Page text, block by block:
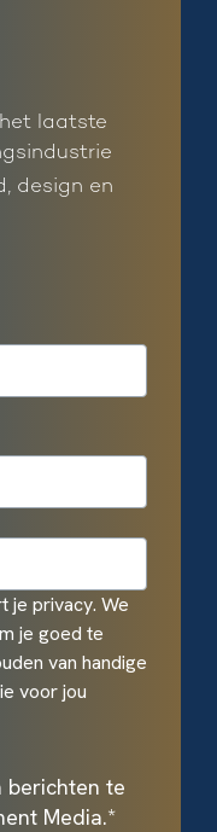
laatste
design en
je privacy. We
je goed te
van handige
voor jou
berichten te
Media.*